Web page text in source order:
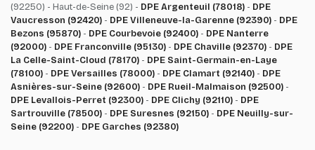
(92250) - Haut-de-Seine (92) - DPE Argenteuil (78018) - DPE
Vaucresson (92420) - DPE Villeneuve-la-Garenne (92390) - DPE
Bezons (95870) - DPE Courbevoie (92400) - DPE Nanterre
(92000) - DPE Franconville (95130) - DPE Chaville (92370) - DPE
La Celle-Saint-Cloud (78170) - DPE Saint-Germain-en-Laye
(78100) - DPE Versailles (78000) - DPE Clamart (92140) - DPE
Asnières-sur-Seine (92600) - DPE Rueil-Malmaison (92500) -
DPE Levallois-Perret (92300) - DPE Clichy (92110) - DPE
Sartrouville (78500) - DPE Suresnes (92150) - DPE Neuilly-sur-
Seine (92200) - DPE Garches (92380)